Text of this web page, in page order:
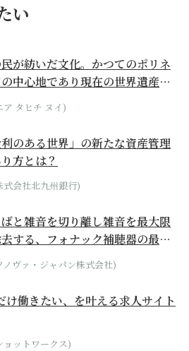
い
が紡いだ文化。かつてのポリネ
中心地であり現在の世界遺産か
えてくる...
ア タヒチ ヌイ)
利のある世界」の新たな資産管理
方とは？
式会社北九州銀行)
ばと雑音を切り離し雑音を最大限
する、フォナック補聴器の最上
デル
ノヴァ・ジャパン株式会社)
け働きたい、を叶える求人サイト
ョットワークス)